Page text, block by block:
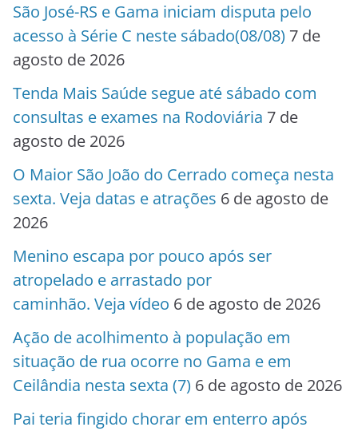
São José-RS e Gama iniciam disputa pelo
acesso à Série C neste sábado(08/08) 7 de
agosto de 2026
Tenda Mais Saúde segue até sábado com
consultas e exames na Rodoviária 7 de
agosto de 2026
O Maior São João do Cerrado começa nesta
sexta. Veja datas e atrações 6 de agosto de
2026
Menino escapa por pouco após ser
atropelado e arrastado por
caminhão. Veja vídeo 6 de agosto de 2026
Ação de acolhimento à população em
situação de rua ocorre no Gama e em
Ceilândia nesta sexta (7) 6 de agosto de 2026
Pai teria fingido chorar em enterro após